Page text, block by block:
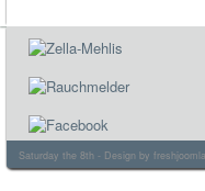
Saturday the 8th - Design by